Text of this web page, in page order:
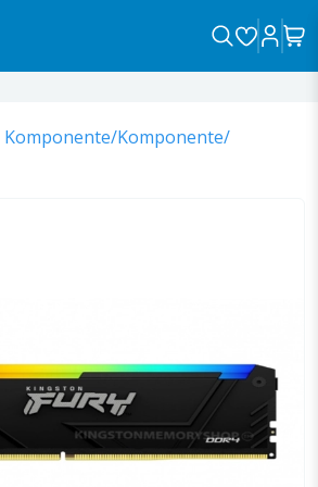
Komponente/Komponente/